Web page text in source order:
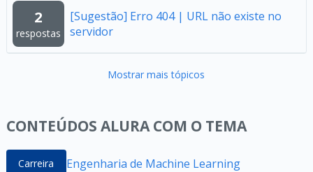
2
respostas
[Sugestão] Erro 404 | URL não existe no
servidor
Mostrar mais tópicos
CONTEÚDOS ALURA COM O TEMA
Carreira Engenharia de Machine Learning